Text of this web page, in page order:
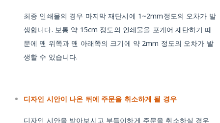
최종 인쇄물의 경우 마지막 재단시에 1~2mm정도의 오차가 발
생합니다. 보통 약 15cm 정도의 인쇄물을 포개어 재단하기 때
문에 맨 위쪽과 맨 아래쪽의 크기에 약 2mm 정도의 오차가 발
생할 수 있습니다.
디자인 시안이 나온 뒤에 주문을 취소하게 될 경우
디자인 시안을 받아보시고 부득이하게 주문을 취소하실 경우